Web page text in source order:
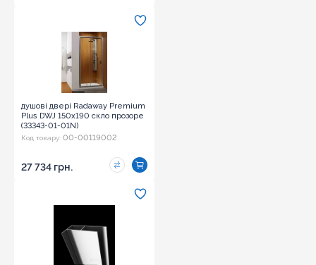
душові двері Radaway Premium
Plus DWJ 150x190 скло прозоре
(33343-01-01N)
Код товару: 00-00119002
27 734 грн.